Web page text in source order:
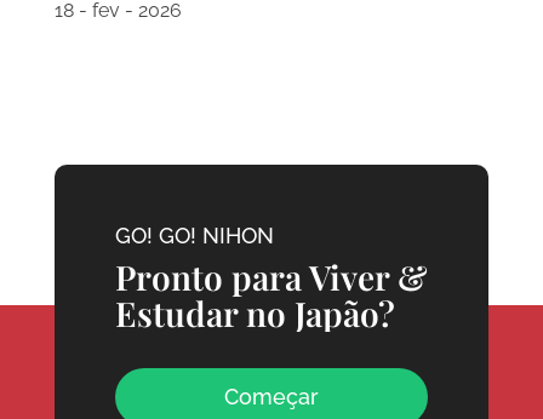
18 - fev - 2026
GO! GO! NIHON
Pronto para Viver &
Estudar no Japão?
Começar